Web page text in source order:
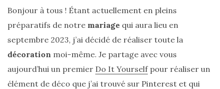
Bonjour à tous ! Étant actuellement en pleins
préparatifs de notre mariage qui aura lieu en
septembre 2023, j’ai décidé de réaliser toute la
décoration moi-même. Je partage avec vous
aujourd’hui un premier Do It Yourselfpour réaliser un
élément de déco que j’ai trouvé sur Pinterest et qui